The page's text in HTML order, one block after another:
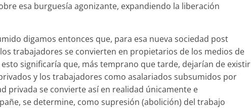
esa burguesía agonizante, expandiendo la liberación
digamos entonces que, para esa nueva sociedad post
trabajadores se convierten en propietarios de los medios de
significaría que, más temprano que tarde, dejarían de existir
y los trabajadores como asalariados subsumidos por
privada se convierte así en realidad únicamente e
se determine, como supresión (abolición) del trabajo